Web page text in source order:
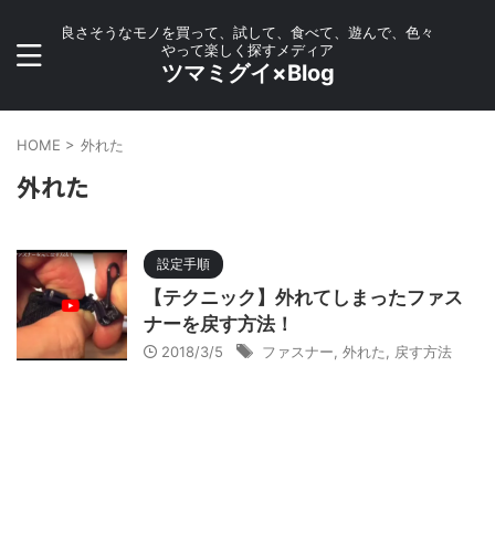
良さそうなモノを買って、試して、食べて、遊んで、色々
やって楽しく探すメディア
ツマミグイ×Blog
HOME > 外れた
外れた
設定手順
【テクニック】外れてしまったファス
ナーを戻す方法！
2018/3/5 ファスナー 外れた 戻す方法